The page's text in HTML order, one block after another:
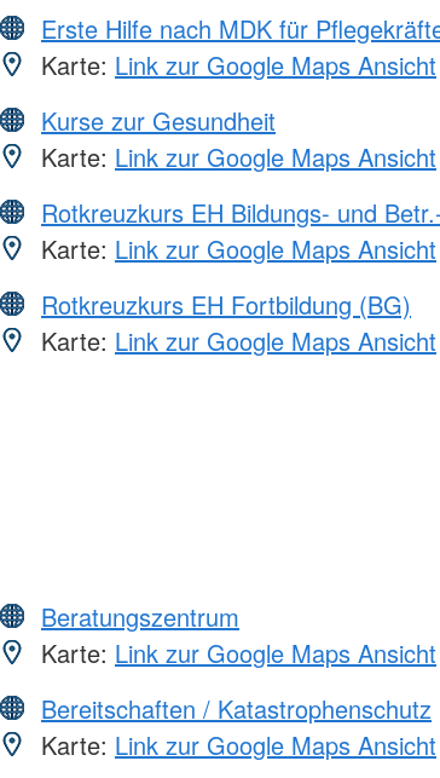
Erste Hilfe nach MDK für
Karte: Link zur Google Maps Ansicht
Kurse zur Gesundheit
Karte: Link zur Google Maps Ansicht
Rotkreuzkurs EH Bildungs- und
Karte: Link zur Google Maps Ansicht
Rotkreuzkurs EH Fortbildung (BG)
Karte: Link zur Google Maps Ansicht
Beratungszentrum
Karte: Link zur Google Maps Ansicht
Bereitschaften / Katastrophenschutz
Karte: Link zur Google Maps Ansicht